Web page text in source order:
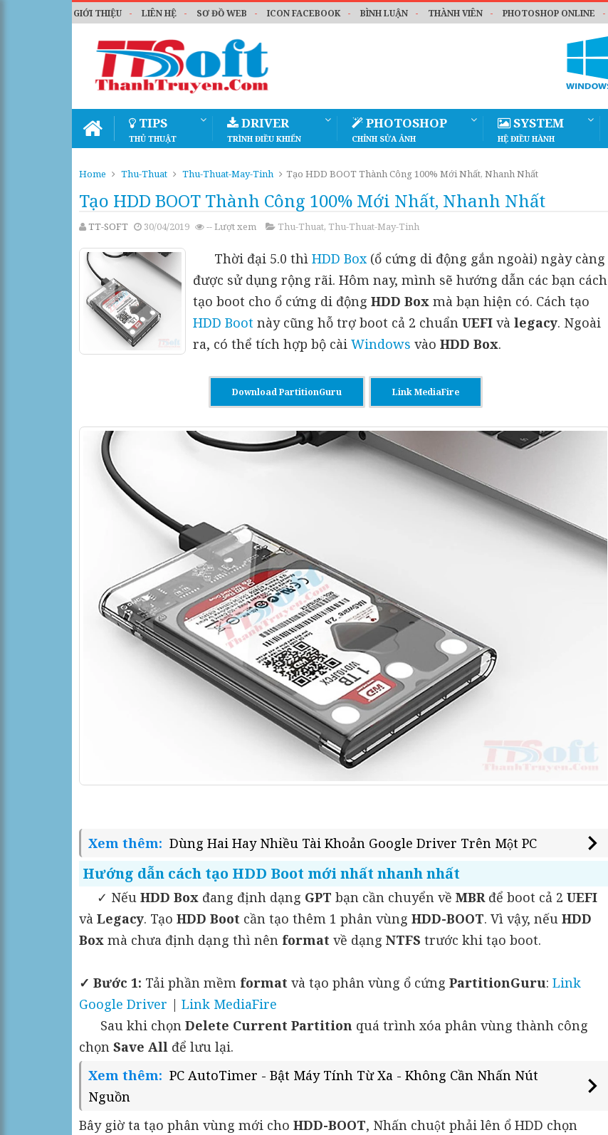
GIỚI THIỆU LIÊN HỆ SƠ ĐỒ WEB ICON FACEBOOK BÌNH LUẬN THÀNH VIÊN PHOTOSHOP ONLINE
TIPS
THỦ THUẬT
DRIVER
TRÌNH ĐIỀU KHIỂN
PHOTOSHOP
CHỈNH SỬA ẢNH
SYSTEM
HỆ ĐIỀU HÀNH
Home Thu-Thuat Thu-Thuat-May-Tinh Tạo HDD BOOT Thành Công 100% Mới Nhất, Nhanh Nhất
Tạo HDD BOOT Thành Công 100% Mới Nhất, Nhanh Nhất
TT-SOFT 30/04/2019 --Lượt xem Thu-Thuat, Thu-Thuat-May-Tinh
Thời đại 5.0 thì HDD Box(ổ cứng di động gắn ngoài) ngày càng
được sử dụng rộng rãi. Hôm nay, mình sẽ hướng dẫn các bạn cách
tạo boot cho ổ cứng di động HDD Boxmà bạn hiện có. Cách tạo
HDD Bootnày cũng hỗ trợ boot cả 2 chuẩn UEFIvà legacy. Ngoài
ra, có thể tích hợp bộ cài Windows vào HDD Box.
Download PartitionGuru Link MediaFire
Xem thêm: Dùng Hai Hay Nhiều Tài Khoản Google Driver Trên Một PC
Hướng dẫn cách tạo HDD Boot mới nhất nhanh nhất
✓ Nếu HDD Box đang định dạng GPT bạn cần chuyển về MBRđể boot cả 2 UEFI
và Legacy. Tạo HDD Boot cần tạo thêm 1 phân vùng HDD-BOOT. Vì vậy, nếu HDD
Box mà chưa định dạng thì nên format về dạng NTFS trước khi tạo boot.
✓ Bước 1: Tải phần mềm format và tạo phân vùng ổ cứng PartitionGuru: Link
Google Driver | Link MediaFire
Sau khi chọn Delete Current Partition quá trình xóa phân vùng thành công
chọn Save All để lưu lại.
Xem thêm: PC AutoTimer - Bật Máy Tính Từ Xa - Không Cần Nhấn Nút
Nguồn
Bây giờ ta tạo phân vùng mới cho HDD-BOOT, Nhấn chuột phải lên ổ HDD chọn